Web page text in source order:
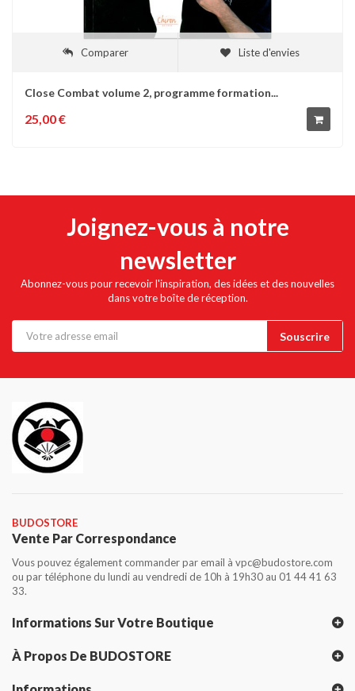
Comparer Liste d'envies
Close Combat volume 2, programme formation...
25,00 €
Joignez-vous à notre
newsletter
Abonnez-vous pour recevoir l'inspiration, des idées et des nouvelles
dans votre boîte de réception.
BUDOSTORE
Vente Par Correspondance
Vous pouvez également commander par email à vpc@budostore.com
ou par téléphone du lundi au vendredi de 10h à 19h30 au 01 44 41 63
33.
Informations Sur Votre Boutique
À Propos De BUDOSTORE